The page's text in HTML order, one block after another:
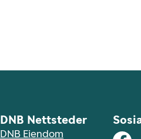
DNB Nettsteder
DNB Eiendom